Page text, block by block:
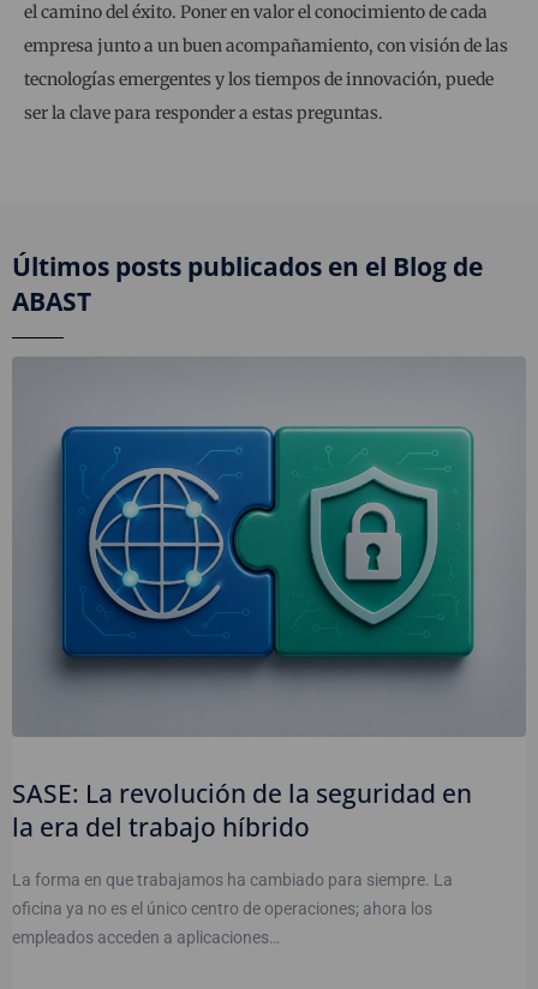
el camino del éxito. Poner en valor el conocimiento de cada
empresa junto a un buen acompañamiento, con visión de las
tecnologías emergentes y los tiempos de innovación, puede
ser la clave para responder a estas preguntas.
Últimos posts publicados en el Blog de
ABAST
SASE: La revolución de la seguridad en
la era del trabajo híbrido
La forma en que trabajamos ha cambiado para siempre. La
oficina ya no es el único centro de operaciones; ahora los
empleados acceden a aplicaciones…